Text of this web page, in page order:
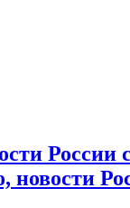
России
новости